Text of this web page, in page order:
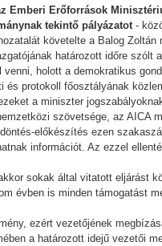
Emberi Erőforrások
tekintő pályázatot-
követelte a Balog
határozott időre szólt
holott a demokratikus
protokoll főosztályának
a miniszter
szövetsége, az AICA
előkészítés ezen
információt. Az ezzel
sokak által vitatott eljárást
évben is minden támogatást
ezért vezetőjének
a határozott idejű vezetői